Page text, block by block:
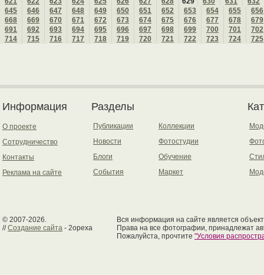
645
646 647 648 649 650 651 652 653 654 655
656
668
669 670 671 672 673 674 675 676 677 678
679
691
692 693 694 695 696 697 698 699 700 701
702
714
715 716 717 718 719 720 721 722 723 724 725
Информация
О проекте
Сотрудничество
Контакты
Реклама на сайте
Разделы
Публикации
Новости
Блоги
События
Коллекции
Фотостудии
Обучение
Маркет
© 2007-2026.
//Создание сайта - 2opexa
Вся информация на сайте является
Права на все фотографии, принадлежат
Пожалуйста, прочтите "Условия